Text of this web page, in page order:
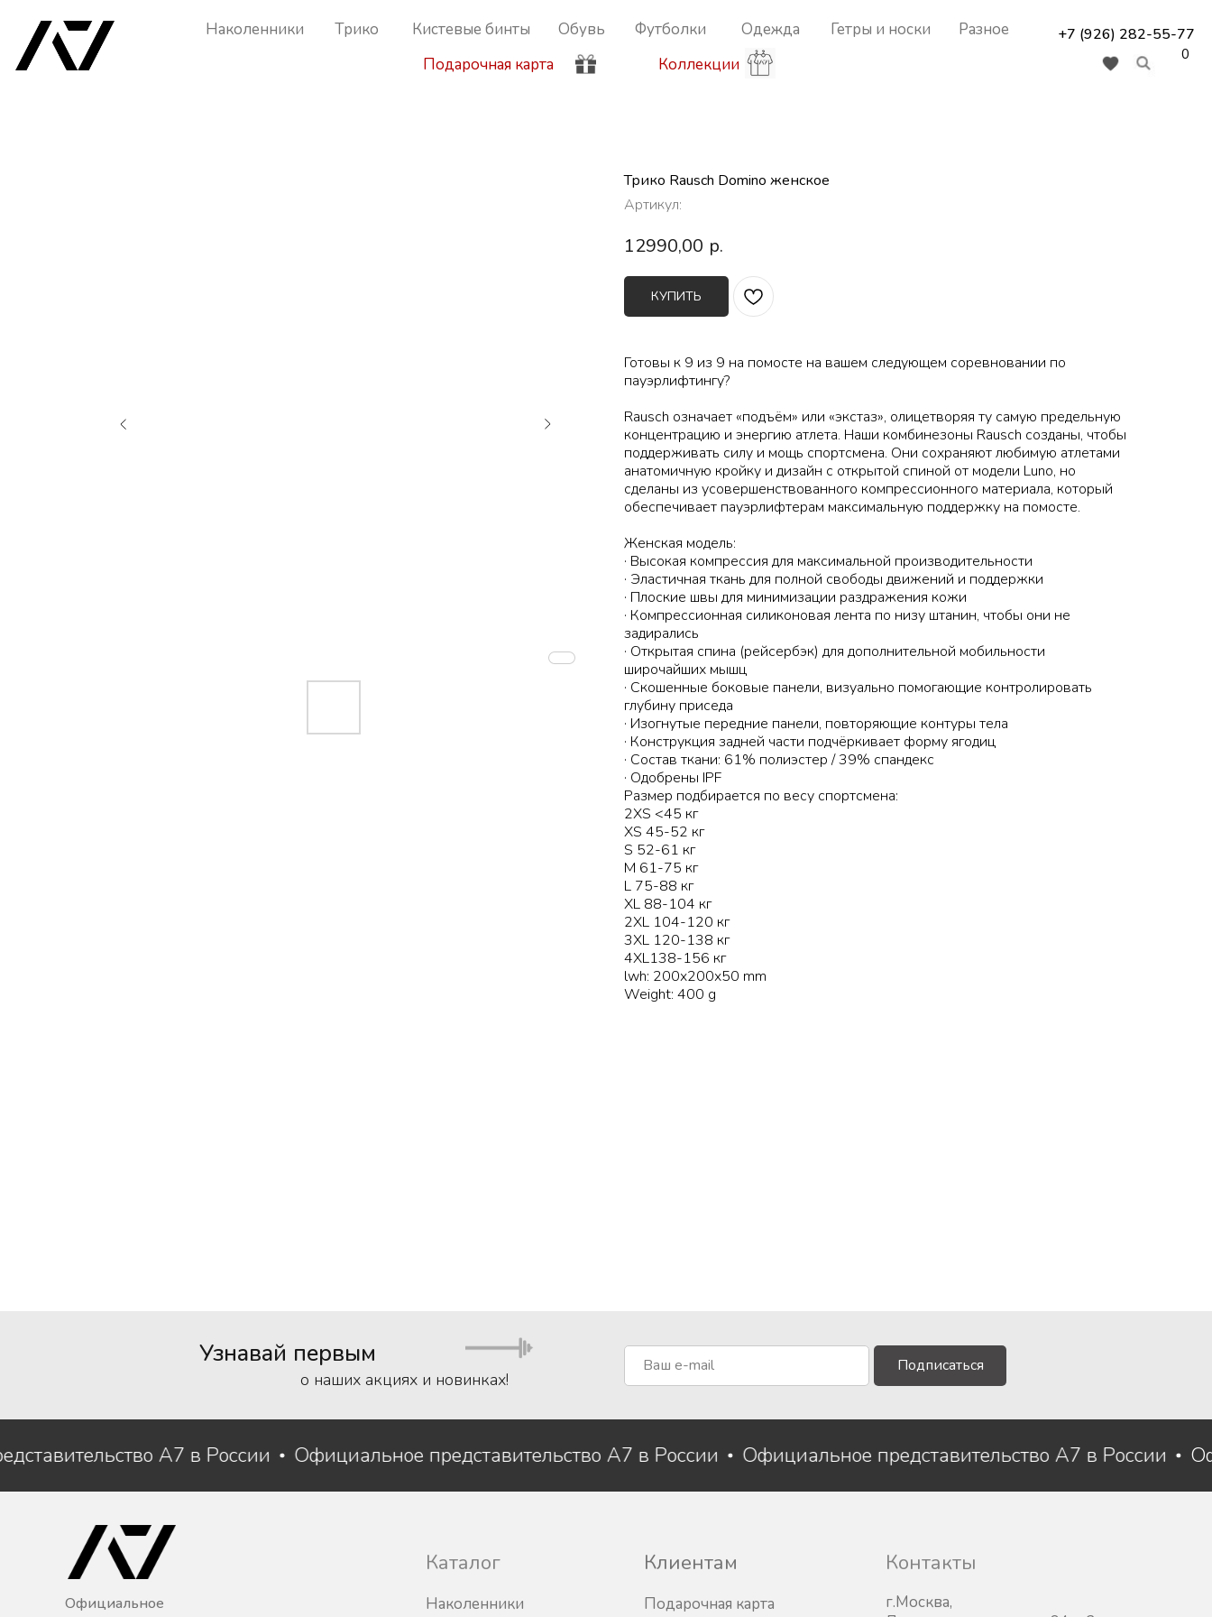
Наколенники Трико Кистевые бинты Обувь Футболки Одежда Гетры и носки +7 (926) 282-55-77
Подарочная карта 0
Разное
Коллекции
Трико Rausch Domino женское
Артикул:
12990,00 р.
КУПИТЬ
Готовы к 9 из 9 на помосте на вашем следующем соревновании по
пауэрлифтингу?
Rausch означает «подъём» или «экстаз», олицетворяя ту самую предельную
концентрацию и энергию атлета. Наши комбинезоны Rausch созданы, чтобы
поддерживать силу и мощь спортсмена. Они сохраняют любимую атлетами
анатомичную кройку и дизайн с открытой спиной от модели Luno, но
сделаны из усовершенствованного компрессионного материала, который
обеспечивает пауэрлифтерам максимальную поддержку на помосте.
Женская модель:
· Высокая компрессия для максимальной производительности
· Эластичная ткань для полной свободы движений и поддержки
· Плоские швы для минимизации раздражения кожи
· Компрессионная силиконовая лента по низу штанин, чтобы они не
задирались
· Открытая спина (рейсербэк) для дополнительной мобильности
широчайших мышц
· Скошенные боковые панели, визуально помогающие контролировать
глубину приседа
· Изогнутые передние панели, повторяющие контуры тела
· Конструкция задней части подчёркивает форму ягодиц
· Состав ткани: 61% полиэстер / 39% спандекс
· Одобрены IPF
Размер подбирается по весу спортсмена:
2XS <45 кг
XS 45-52 кг
S 52-61 кг
M 61-75 кг
L 75-88 кг
XL 88-104 кг
2XL 104-120 кг
3XL 120-138 кг
4XL138-156 кг
lwh: 200x200x50 mm
Weight: 400 g
Подписаться
Узнавай первым
о наших акциях и новинках!
A7 в России Официальное представительство A7 в России Официальное представительство A7 в России
Каталог
Наколенники
Клиентам Контакты
г.Москва,
Официальное
Подарочная карта